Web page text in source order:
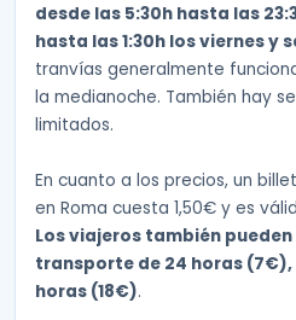
desde las 5:30h hasta las
hasta las 1:30h los viernes y
tranvías generalmente
la medianoche. También hay
limitados.
En cuanto a los precios, un
en Roma cuesta 1,50€ y es
Los viajeros también
transporte de 24 horas (7€),
horas (18€).